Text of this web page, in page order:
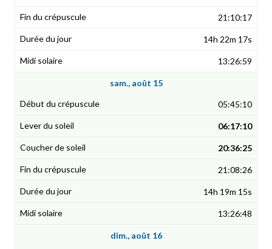
21:10:17
14h 22m 17s
13:26:59
sam., août 15
05:45:10
06:17:10
20:36:25
21:08:26
14h 19m 15s
13:26:48
dim., août 16